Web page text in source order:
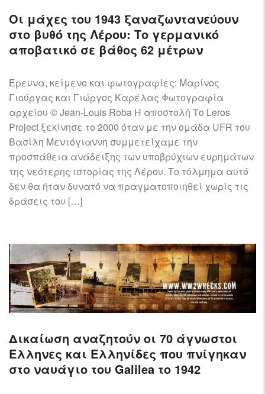
Οι μάχες του 1943 ξαναζωντανεύουν
στο βυθό της Λέρου: Το γερμανικό
αποβατικό σε βάθος 62 μέτρων
Έρευνα, κείμενο και φωτογραφίες: Μαρίνος
Γιούργας και Γιώργος Καρέλας Φωτογραφία
αρχείου © Jean-Louis Roba Η αποστολή Το Leros
Project ξεκίνησε το 2000 όταν με την ομάδα UFR του
Βασίλη Μεντόγιαννη συμμετείχαμε την
προσπάθεια ανάδειξης των υποβρύχιων ευρημάτων
της νεότερης ιστορίας της Λέρου. Το τόλμημα αυτό
δεν θα ήταν δυνατό να πραγματοποιηθεί χωρίς τις
δράσεις του […]
Δικαίωση αναζητούν οι 70 άγνωστοι
Έλληνες και Ελληνίδες που πνίγηκαν
στο ναυάγιο του Galilea το 1942